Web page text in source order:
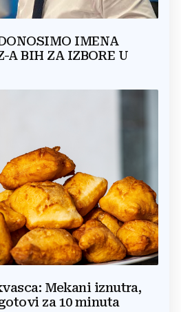
IMENA
A BIH ZA IZBORE U
Mekani iznutra,
za 10 minuta